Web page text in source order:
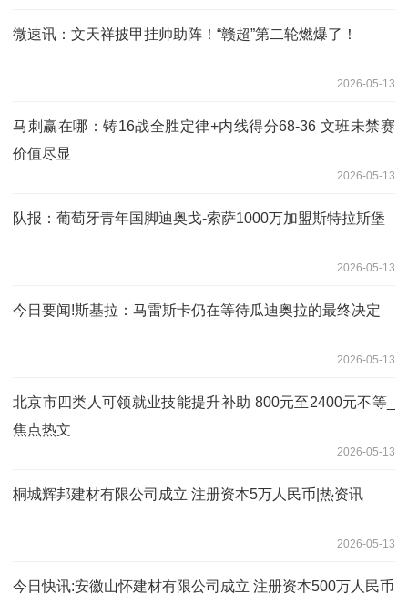
微速讯：文天祥披甲挂帅助阵！“赣超”第二轮燃爆了！
2026-05-13
马刺赢在哪：铸16战全胜定律+内线得分68-36 文班未禁赛
价值尽显
2026-05-13
队报：葡萄牙青年国脚迪奥戈-索萨1000万加盟斯特拉斯堡
2026-05-13
今日要闻!斯基拉：马雷斯卡仍在等待瓜迪奥拉的最终决定
2026-05-13
北京市四类人可领就业技能提升补助 800元至2400元不等_
焦点热文
2026-05-13
桐城辉邦建材有限公司成立 注册资本5万人民币|热资讯
2026-05-13
今日快讯:安徽山怀建材有限公司成立 注册资本500万人民币